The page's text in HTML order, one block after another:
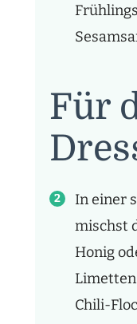
Für
In einer
mischst
Honig
Chili-